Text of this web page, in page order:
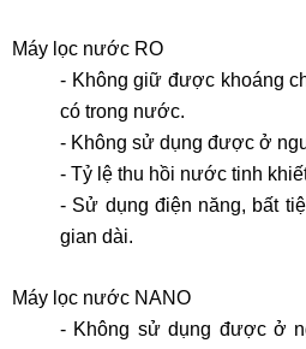
Máy lọc nước RO
- Không giữ được khoáng
có trong nước.
- Không sử dụng được ở
- Tỷ lệ thu hồi nước tinh
- Sử dụng điện năng, bất
gian dài.
Máy lọc nước NANO
- Không sử dụng được ở